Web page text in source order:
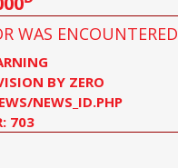
WAS ENCOUNTERED
BY ZERO
NEWS_ID.PHP
703